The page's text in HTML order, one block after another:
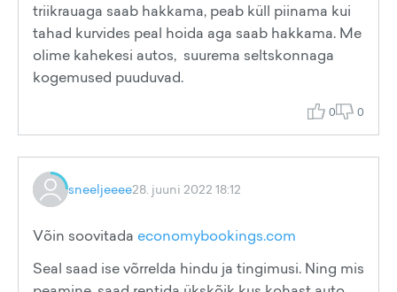
triikrauaga saab hakkama, peab küll piinama kui
tahad kurvides peal hoida aga saab hakkama. Me
olime kahekesi autos, suurema seltskonnaga
kogemused puuduvad.
0 0
sneeljeeee28. juuni 2022 18:12
Võin soovitada economybookings.com
Seal saad ise võrrelda hindu ja tingimusi. Ning mis